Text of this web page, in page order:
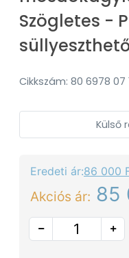
Szögletes -
Cikkszám: 80 6978 07
Külső
Eredeti ár:86 000
Akciós ár: 85